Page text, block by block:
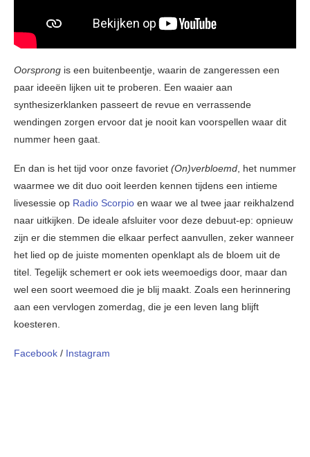
Oorsprong is een buitenbeentje, waarin de zangeressen een
paar ideeën lijken uit te proberen. Een waaier aan
synthesizerklanken passeert de revue en verrassende
wendingen zorgen ervoor dat je nooit kan voorspellen waar dit
nummer heen gaat.
En dan is het tijd voor onze favoriet (On)verbloemd, het nummer
waarmee we dit duo ooit leerden kennen tijdens een intieme
livesessie op Radio Scorpio en waar we al twee jaar reikhalzend
naar uitkijken. De ideale afsluiter voor deze debuut-ep: opnieuw
zijn er die stemmen die elkaar perfect aanvullen, zeker wanneer
het lied op de juiste momenten openklapt als de bloem uit de
titel. Tegelijk schemert er ook iets weemoedigs door, maar dan
wel een soort weemoed die je blij maakt. Zoals een herinnering
aan een vervlogen zomerdag, die je een leven lang blijft
koesteren.
Facebook / Instagram